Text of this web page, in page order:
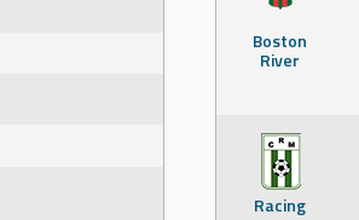
Boston
River
Racing